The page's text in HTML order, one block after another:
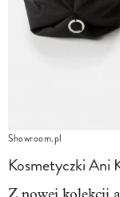
Showroom.pl
Kosmetyczki Ani